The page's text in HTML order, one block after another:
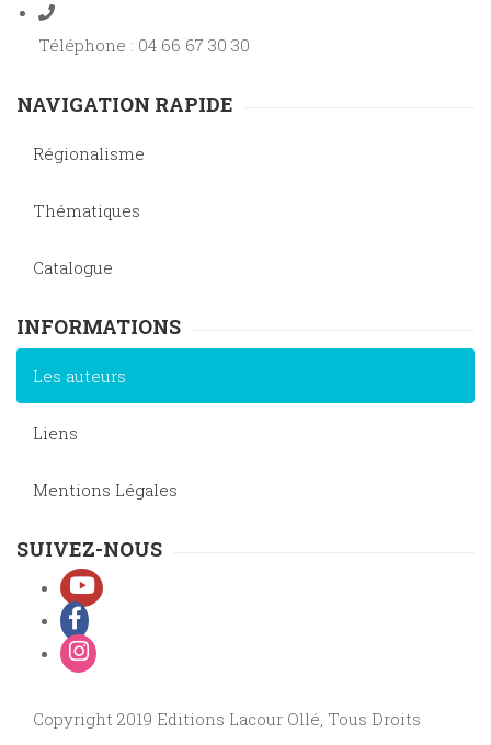
Téléphone : 04 66 67 30 30
NAVIGATION RAPIDE
Régionalisme
Thématiques
Catalogue
INFORMATIONS
Les auteurs
Liens
Mentions Légales
SUIVEZ-NOUS
Copyright 2019 Editions Lacour Ollé, Tous Droits